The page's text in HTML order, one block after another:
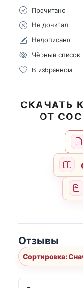
Прочитано
Не дочитал
Недописано
Чёрный список
В избранном
СКАЧАТЬ
ОТ
Отзывы